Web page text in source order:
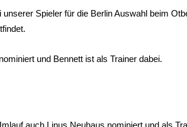
Spieler für die Berlin Auswahl beim
und Bennett ist als Trainer dabei.
auch Linus Neuhaus nominiert und als